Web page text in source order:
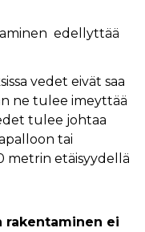
edellyttää
vedet eivät saa
ne tulee imeyttää
tulee johtaa
tai
metrin etäisyydellä
rakentaminen ei